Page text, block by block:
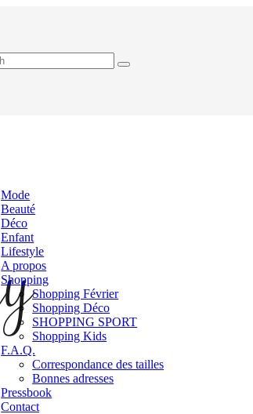
Mode
Beauté
Déco
Enfant
Lifestyle
A propos
Shopping
Shopping Février
Shopping Déco
SHOPPING SPORT
Shopping Kids
F.A.Q.
Correspondance des tailles
Bonnes adresses
Pressbook
Contact